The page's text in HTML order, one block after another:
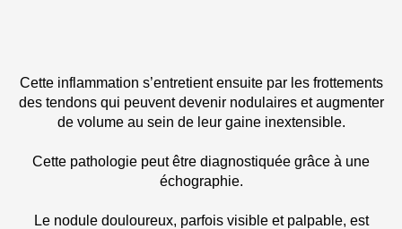
Cette inflammation s’entretient ensuite par les frottements
des tendons qui peuvent devenir nodulaires et augmenter
de volume au sein de leur gaine inextensible.
Cette pathologie peut être diagnostiquée grâce à une
échographie.
Le nodule douloureux, parfois visible et palpable, est